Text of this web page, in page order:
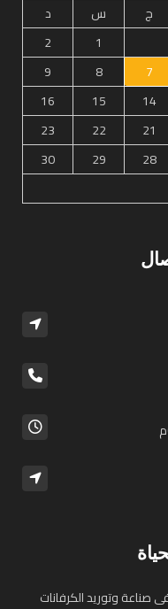
ج س
د
1
2
7
8
9
14
15
16
21
22
23
28
29
30
خبره أكثر من 15 عام فى صناعة وتوريد الكرفانات